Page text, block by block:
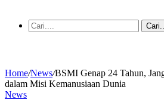
Home/News/BSMI Genap 24 Tahun,
dalam Misi Kemanusiaan Dunia
News